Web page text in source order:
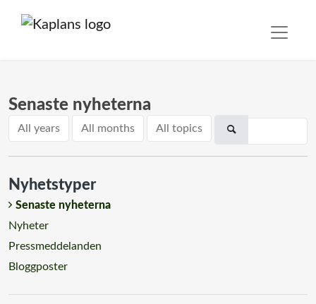
Senaste nyheterna
All years All months All topics
Nyhetstyper
Senaste nyheterna
Nyheter
Pressmeddelanden
Bloggposter